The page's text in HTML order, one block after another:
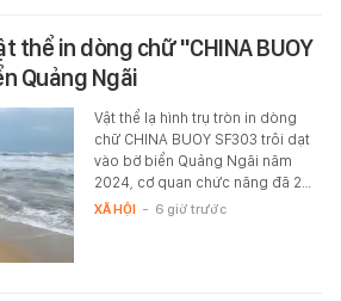
thể in dòng chữ "CHINA BUOY
Quảng Ngãi
Vật thể lạ hình trụ tròn in dòng
chữ CHINA BUOY SF303 trôi dạt
vào bờ biển Quảng Ngãi năm
2024, cơ quan chức năng đã 2…
XÃ HỘI - 6 giờ trước